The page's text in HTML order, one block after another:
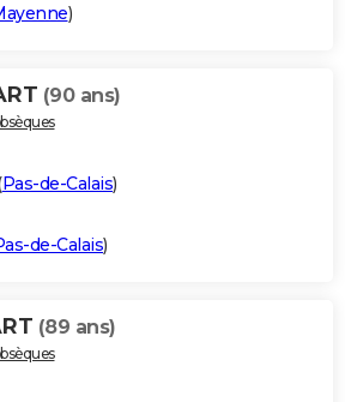
)
(90 ans)
Pas-de-Calais)
de-Calais)
(89 ans)